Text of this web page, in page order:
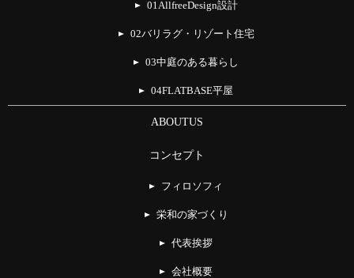
01AllfreeDesign設計
02バリラグ・リゾート住宅
03中庭のある暮らし
04FLATBASE平屋
ABOUTUS
コンセプト
フィロソフィ
栄和の家づくり
代表挨拶
会社概要